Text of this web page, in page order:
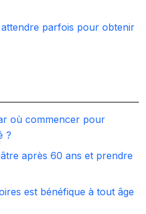
parfois pour obtenir
où commencer pour
?
après 60 ans et prendre
est bénéfique à tout âge